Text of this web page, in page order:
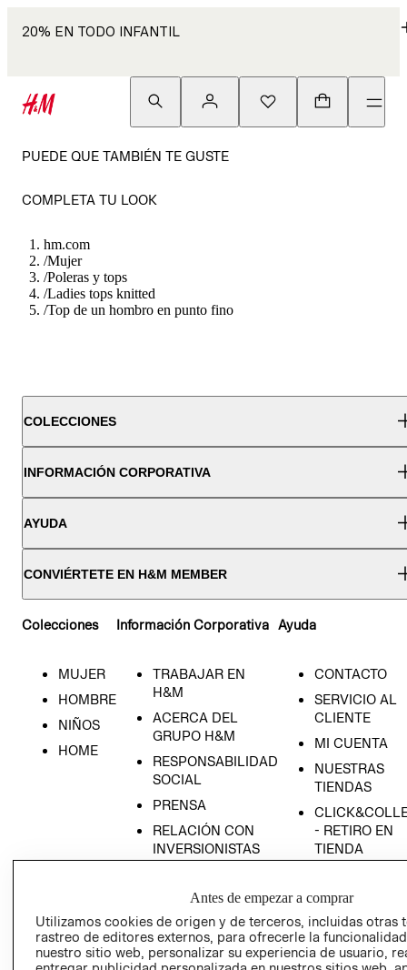
20% EN TODO INFANTIL
PUEDE QUE TAMBIÉN TE GUSTE
COMPLETA TU LOOK
hm.com
/Mujer
/Poleras y tops
/Ladies tops knitted
/Top de un hombro en punto fino
COLECCIONES
INFORMACIÓN CORPORATIVA
AYUDA
CONVIÉRTETE EN H&M MEMBER
Colecciones
MUJER
HOMBRE
NIÑOS
HOME
Información Corporativa
TRABAJAR EN
H&M
ACERCA DEL
GRUPO H&M
RESPONSABILIDAD
SOCIAL
PRENSA
RELACIÓN CON
INVERSIONISTAS
EMPRESARIAL
Ayuda
CONTACTO
SERVICIO AL
CLIENTE
MI CUENTA
NUESTRAS
TIENDAS
- RETIRO EN
TIENDA
CONDICIONES
AVISO DE
PRIVACIDAD
GIFT CARD
Antes de empezar a comprar
Utilizamos cookies de origen y de terceros, incluidas otras
rastreo de editores externos, para ofrecerle la
nuestro sitio web, personalizar su experiencia de usuario,